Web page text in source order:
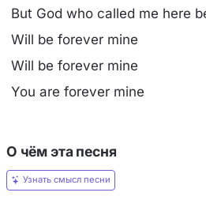
But God who called me here
Will be forever mine
Will be forever mine
You are forever mine
О чём эта песня
Узнать смысл песни